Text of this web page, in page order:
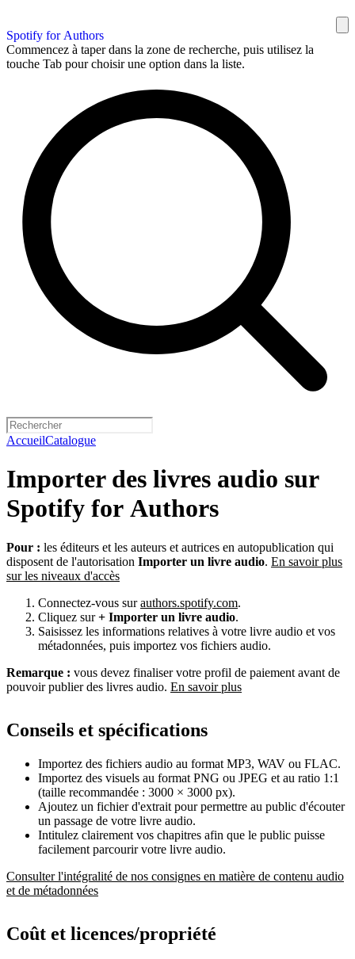
Spotify for Authors
Commencez à taper dans la zone de recherche, puis utilisez la
touche Tab pour choisir une option dans la liste.
AccueilCatalogue
Importer des livres audio sur
Spotify for Authors
Pour : les éditeurs et les auteurs et autrices en autopublication qui
disposent de l'autorisation Importer un livre audio. En savoir plus
sur les niveaux d'accès
Connectez-vous surauthors.spotify.com.
Cliquez sur+ Importer un livre audio.
Saisissez les informations relatives à votre livre audio et vos
métadonnées, puis importez vos fichiers audio.
Remarque : vous devez finaliser votre profil de paiement avant de
pouvoir publier des livres audio. En savoir plus
Conseils et spécifications
Importez des fichiers audio au format MP3, WAV ou FLAC.
Importez des visuels au format PNG ou JPEG et au ratio 1:1
(taille recommandée : 3000 × 3000 px).
Ajoutez un fichier d'extrait pour permettre au public d'écouter
un passage de votre livre audio.
Intitulez clairement vos chapitres afin que le public puisse
facilement parcourir votre livre audio.
Consulter l'intégralité de nos consignes en matière de contenu audio
et de métadonnées
Coût et licences/propriété